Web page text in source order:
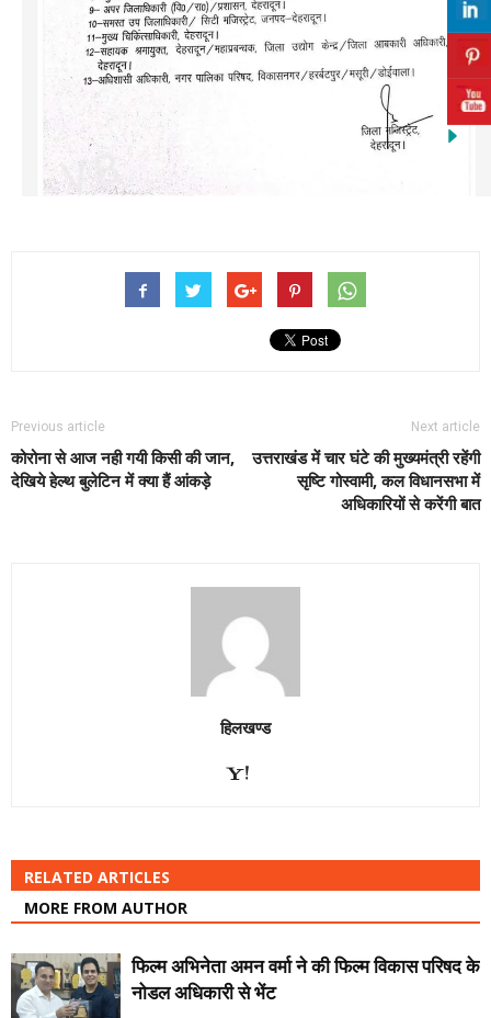
Previous article
कोरोना से आज नही गयी किसी की जान,
देखिये हेल्थ बुलेटिन में क्या हैं आंकड़े
Next article
उत्तराखंड में चार घंटे की मुख्यमंत्री रहेंगी
सृष्टि गोस्वामी, कल विधानसभा में
अधिकारियों से करेंगी बात
हिलखण्ड
RELATED ARTICLES
MORE FROM AUTHOR
फिल्म अभिनेता अमन वर्मा ने की फिल्म विकास परिषद के
नोडल अधिकारी से भेंट